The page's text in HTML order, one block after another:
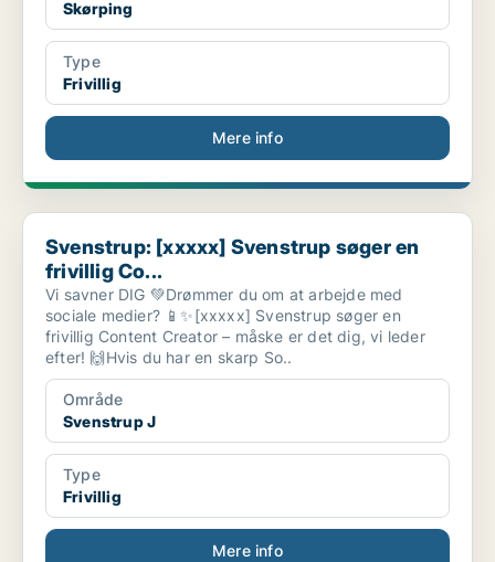
Skørping
Type
Frivillig
Mere info
Svenstrup: [xxxxx] Svenstrup søger en frivillig Co...
Svenstrup: [xxxxx] Svenstrup søger en
frivillig Co...
Vi savner DIG 💚Drømmer du om at arbejde med
sociale medier? 📱✨[xxxxx] Svenstrup søger en
frivillig Content Creator – måske er det dig, vi leder
efter! 🙌Hvis du har en skarp So..
Område
Svenstrup J
Type
Frivillig
Mere info